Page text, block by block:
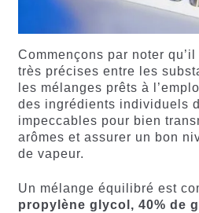
Commençons par noter
très précises entre les
les mélanges prêts à
des ingrédients individuels
impeccables pour bien
arômes et assurer un bon
de vapeur.
Un mélange équilibré est
propylène glycol, 40% de